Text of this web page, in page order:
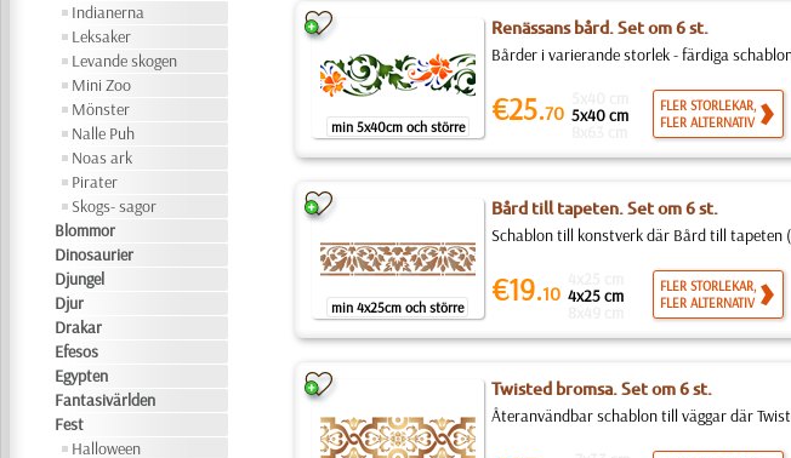
Indianerna
Leksaker
Levande skogen
Mini Zoo
Mönster
Nalle Puh
Noas ark
Pirater
Skogs- sagor
Blommor
Dinosaurier
Djungel
Djur
Drakar
Efesos
Egypten
Fantasivärlden
Fest
Halloween
min 5x40cm och större
Renässans bård. Set om 6 st.
Bårder i varierande storlek - färdiga
€25.70 5x40 cm
FLER STORLEKAR,
FLER ALTERNATIV
min 4x25cm och större
Bård till tapeten. Set om 6 st.
Schablon till konstverk där Bård till tapeten
€19.10 4x25 cm
FLER STORLEKAR,
FLER ALTERNATIV
Twisted bromsa. Set om 6 st.
Återanvändbar schablon till väggar där